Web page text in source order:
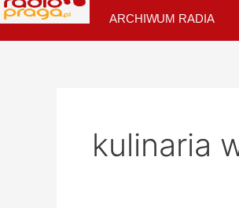
ARCHIWUM RADIA
kulinaria